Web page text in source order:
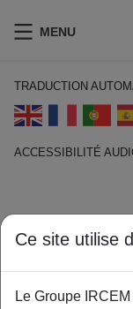
MENU
TRADUCTION
ACCESSIBILITÉ
Retraite
1 février 2021
By ircem
Ce site utilise
Le Groupe